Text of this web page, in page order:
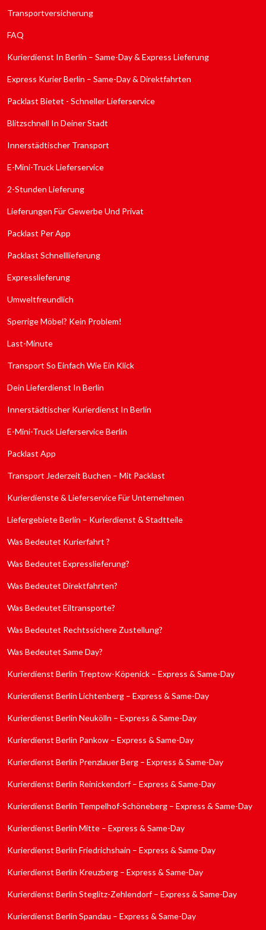
Transportversicherung
FAQ
Kurierdienst In Berlin – Same-Day & Express Lieferung
Express Kurier Berlin – Same-Day & Direktfahrten
Packlast Bietet - Schneller Lieferservice
Blitzschnell In Deiner Stadt
Innerstädtischer Transport
E-Mini-Truck Lieferservice
2-Stunden Lieferung
Lieferungen Für Gewerbe Und Privat
Packlast Per App
Packlast Schnelllieferung
Expresslieferung
Umweltfreundlich
Sperrige Möbel? Kein Problem!
Last-Minute
Transport So Einfach Wie Ein Klick
Dein Lieferdienst In Berlin
Innerstädtischer Kurierdienst In Berlin
E-Mini-Truck Lieferservice Berlin
Packlast App
Transport Jederzeit Buchen – Mit Packlast
Kurierdienste & Lieferservice Für Unternehmen
Liefergebiete Berlin – Kurierdienst & Stadtteile
Was Bedeutet Kurierfahrt ?
Was Bedeutet Expresslieferung?
Was Bedeutet Direktfahrten?
Was Bedeutet Eiltransporte?
Was Bedeutet Rechtssichere Zustellung?
Was Bedeutet Same Day?
Kurierdienst Berlin Treptow-Köpenick – Express & Same-Day
Kurierdienst Berlin Lichtenberg – Express & Same-Day
Kurierdienst Berlin Neukölln – Express & Same-Day
Kurierdienst Berlin Pankow – Express & Same-Day
Kurierdienst Berlin Prenzlauer Berg – Express & Same-Day
Kurierdienst Berlin Reinickendorf – Express & Same-Day
Kurierdienst Berlin Tempelhof-Schöneberg – Express & Same-Day
Kurierdienst Berlin Mitte – Express & Same-Day
Kurierdienst Berlin Friedrichshain – Express & Same-Day
Kurierdienst Berlin Kreuzberg – Express & Same-Day
Kurierdienst Berlin Steglitz-Zehlendorf – Express & Same-Day
Kurierdienst Berlin Spandau – Express & Same-Day